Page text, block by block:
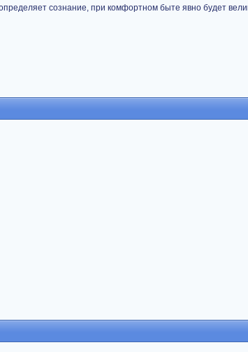
сознание, при комфортном быте явно будет